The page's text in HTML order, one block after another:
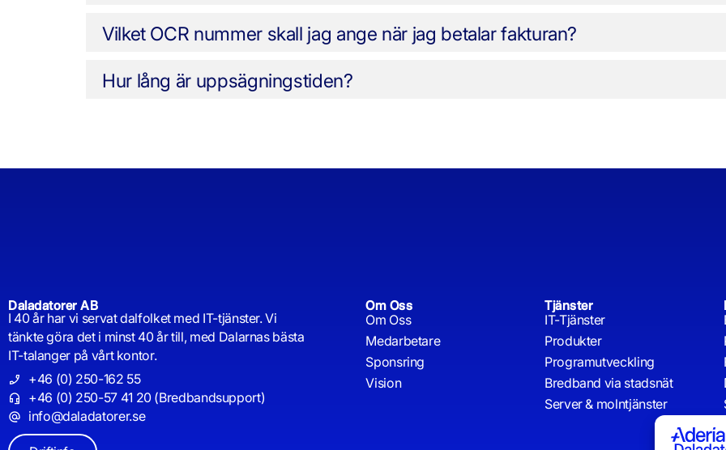
Vilket OCR nummer skall jag ange när jag betalar fakturan?
Hur lång är uppsägningstiden?
Daladatorer AB
I 40 år har vi servat dalfolket med IT-tjänster. Vi
tänkte göra det i minst 40 år till, med Dalarnas bästa
IT-talanger på vårt kontor.
+46 (0) 250-162 55
+46 (0) 250-57 41 20 (Bredbandsupport)
info@daladatorer.se
Om Oss
Om Oss
Medarbetare
Sponsring
Vision
Tjänster
IT-Tjänster
Produkter
Programutveckling
Bredband via stadsnät
Server & molntjänster